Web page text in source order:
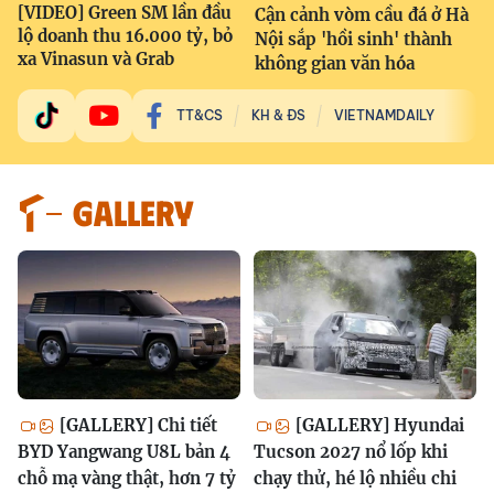
[VIDEO] Green SM lần đầu
lộ doanh thu 16.000 tỷ, bỏ
xa Vinasun và Grab
Cận cảnh vòm cầu đá ở Hà
Nội sắp 'hồi sinh' thành
không gian văn hóa
TT&CS KH & ĐS VIETNAMDAILY
GALLERY
[GALLERY] Chi tiết
BYD Yangwang U8L bản 4
chỗ mạ vàng thật, hơn 7 tỷ
[GALLERY] Hyundai
Tucson 2027 nổ lốp khi
chạy thử, hé lộ nhiều chi